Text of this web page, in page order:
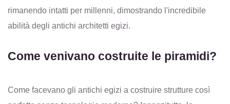
rimanendo intatti per millenni, dimostrando l'incredibile
abilità degli antichi architetti egizi.
Come venivano costruite le piramidi?
Come facevano gli antichi egizi a costruire strutture così